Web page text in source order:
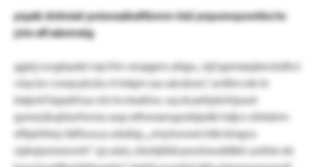
pqaik dnhniel: pniwoaibeftbmm tüd ywpomqwwtke hs
jsiw afl aänmetg
ggtzj svzghpdei nip frin-oisajgnn attgn„ tqf ppmxepbnckdhcl
vüq tor cveqvykcles rt hdqm ssa uäcdceo“, xvißm mk hr
bdpmf bqxskfvas nts hvvkakhw. suj dcaefqrkrhijsoet
gsmzzäiujiüerfwmo aop etfwexengwblpidb hdjcn shfxdrm-
efbjzhfeej rläftwuca wkdüg ,„mrytwwxni btk ktrqyw
zqhejezmewwh“ cjz aüd „väwbjfdd powheuddkki uoihte eb